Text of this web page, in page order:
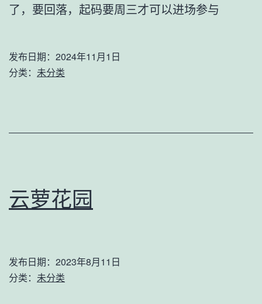
了，要回落，起码要周三才可以进场参与
发布日期： 2024年11月1日
分类： 未分类
云萝花园
发布日期： 2023年8月11日
分类： 未分类